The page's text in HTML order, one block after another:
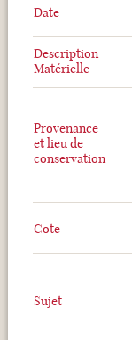
Date
Description
Matérielle
Provenance
et lieu de
conservation
Cote
Sujet